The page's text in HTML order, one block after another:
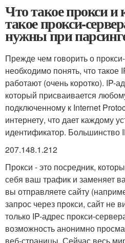
Что такое прокси и
такое прокси-
нужны при
Прежде чем говорить о
необходимо понять, что такое
работают (очень коротко). IP-
который присваивается
подключенному к Internet
интернету, что дает каждому
идентификатор. Большинство
207.148.1.212
Прокси - это посредник,
себя ваш трафик и заменяет
вы отправляете сайту
запрос через прокси, сайт не
только IP-адрес прокси-
возможность анонимно